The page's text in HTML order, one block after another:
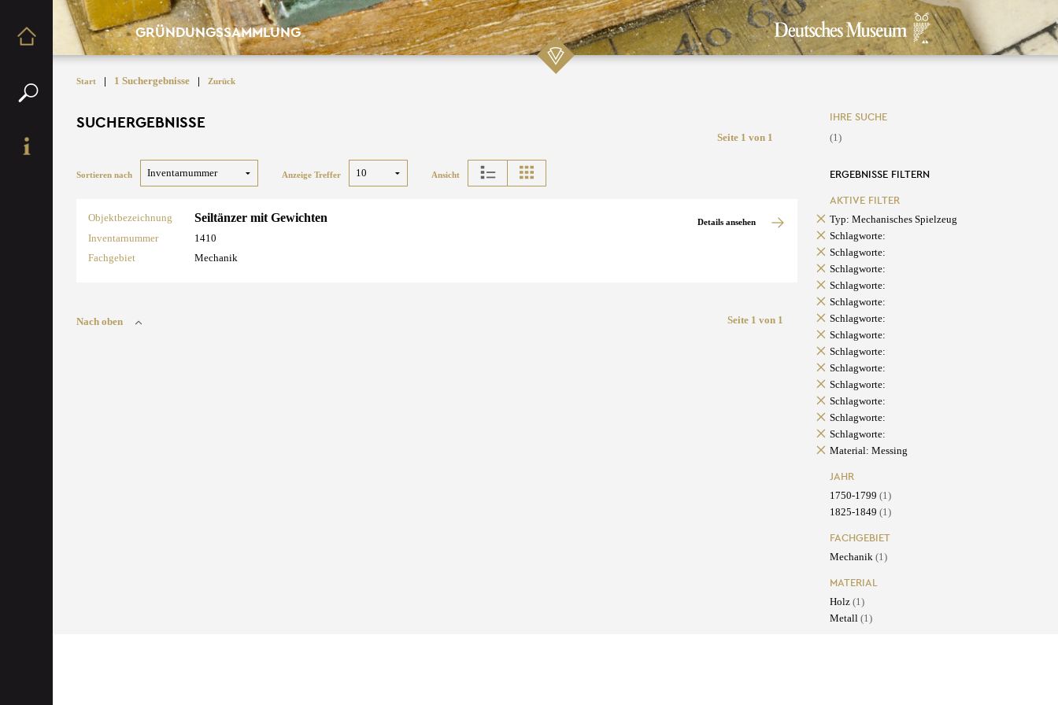
GRÜNDUNGSSAMMLUNG
Start | 1 Suchergebnisse | Zurück
SUCHERGEBNISSE
Seite 1 von 1
Sortieren nach Anzeige Treffer Ansicht
Objektbezeichnung Seiltänzer mit Gewichten
Inventarnummer
1410
Fachgebiet
Mechanik
Details ansehen
Nach oben Seite 1 von 1
IHRE SUCHE
(1)
ERGEBNISSE FILTERN
AKTIVE FILTER
Typ: Mechanisches Spielzeug
Schlagworte:
Schlagworte:
Schlagworte:
Schlagworte:
Schlagworte:
Schlagworte:
Schlagworte:
Schlagworte:
Schlagworte:
Schlagworte:
Schlagworte:
Schlagworte:
Schlagworte:
Material: Messing
JAHR
1750-1799 (1)
1825-1849 (1)
FACHGEBIET
Mechanik (1)
MATERIAL
Holz (1)
Metall (1)